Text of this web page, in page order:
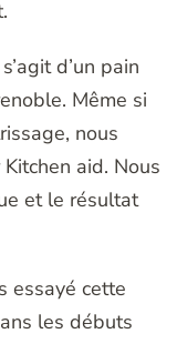
d’un pain
Même si
nous
aid. Nous
et le résultat
essayé cette
les débuts